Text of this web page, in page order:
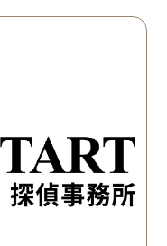
にも関わらず、相談員の
明な点が全くないほどし
かりと説明をしてくれま
た。調査では夫が不倫相
の自宅に頻繁に訪れる様